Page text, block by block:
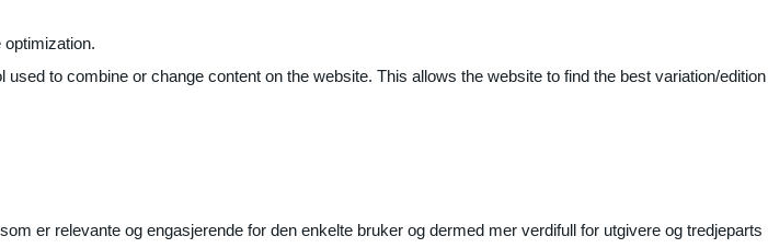
to combine or change content on the website. This allows the website to find the best variation/edition
er relevante og engasjerende for den enkelte bruker og dermed mer verdifull for utgivere og tredjeparts